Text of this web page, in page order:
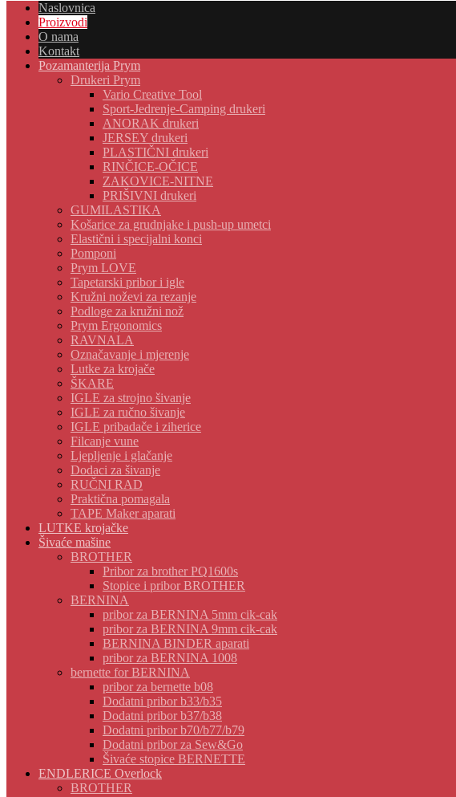
Naslovnica
Proizvodi
O nama
Kontakt
Pozamanterija Prym
Drukeri Prym
Vario Creative Tool
Sport-Jedrenje-Camping drukeri
ANORAK drukeri
JERSEY drukeri
PLASTIČNI drukeri
RINČICE-OČICE
ZAKOVICE-NITNE
PRIŠIVNI drukeri
GUMILASTIKA
Košarice za grudnjake i push-up umetci
Elastični i specijalni konci
Pomponi
Prym LOVE
Tapetarski pribor i igle
Kružni noževi za rezanje
Podloge za kružni nož
Prym Ergonomics
RAVNALA
Označavanje i mjerenje
Lutke za krojače
ŠKARE
IGLE za strojno šivanje
IGLE za ručno šivanje
IGLE pribadače i ziherice
Filcanje vune
Ljepljenje i glačanje
Dodaci za šivanje
RUČNI RAD
Praktična pomagala
TAPE Maker aparati
LUTKE krojačke
Šivaće mašine
BROTHER
Pribor za brother PQ1600s
Stopice i pribor BROTHER
BERNINA
pribor za BERNINA 5mm cik-cak
pribor za BERNINA 9mm cik-cak
BERNINA BINDER aparati
pribor za BERNINA 1008
bernette for BERNINA
pribor za bernette b08
Dodatni pribor b33/b35
Dodatni pribor b37/b38
Dodatni pribor b70/b77/b79
Dodatni pribor za Sew&Go
Šivaće stopice BERNETTE
ENDLERICE Overlock
BROTHER